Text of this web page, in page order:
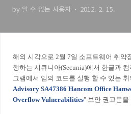
by 알 수 없는 사용자 2012. 2. 15.
해외 시각으로 2월 7일 소프트웨어 취약
행하는 시큐니아(Secunia)에서 한글과
그램에서 임의 코드를 실행 할 수 있는
Advisory SA47386 Hancom Office
Overflow Vulnerabilities" 보안 권고문